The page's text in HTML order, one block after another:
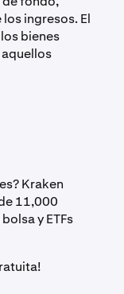
ingresos. El
bienes
Kraken
11,000
y ETFs